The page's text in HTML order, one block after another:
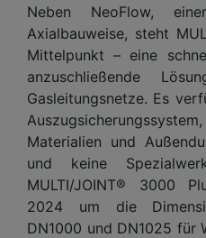
Neben NeoFlow,
Axialbauweise, steht
Mittelpunkt – eine
anzuschließende
Gasleitungsnetze. Es
Materialien und
und keine
MULTI/JOINT® 3000
2024 um die
DN1000 und DN1025 für